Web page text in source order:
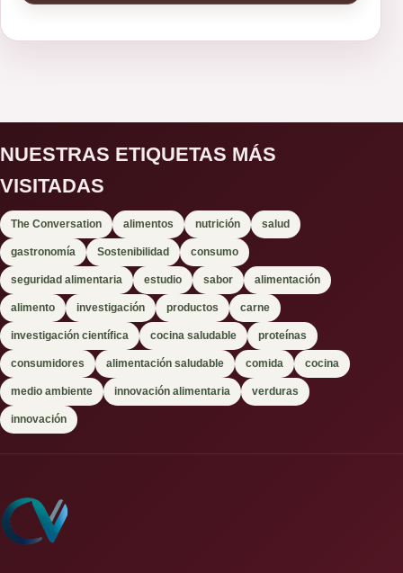
NUESTRAS ETIQUETAS MÁS
VISITADAS
The Conversation alimentos nutrición salud
gastronomía Sostenibilidad consumo
seguridad alimentaria estudio sabor alimentación
alimento investigación productos carne
investigación científica cocina saludable proteínas
consumidores alimentación saludable comida cocina
medio ambiente innovación alimentaria verduras
innovación